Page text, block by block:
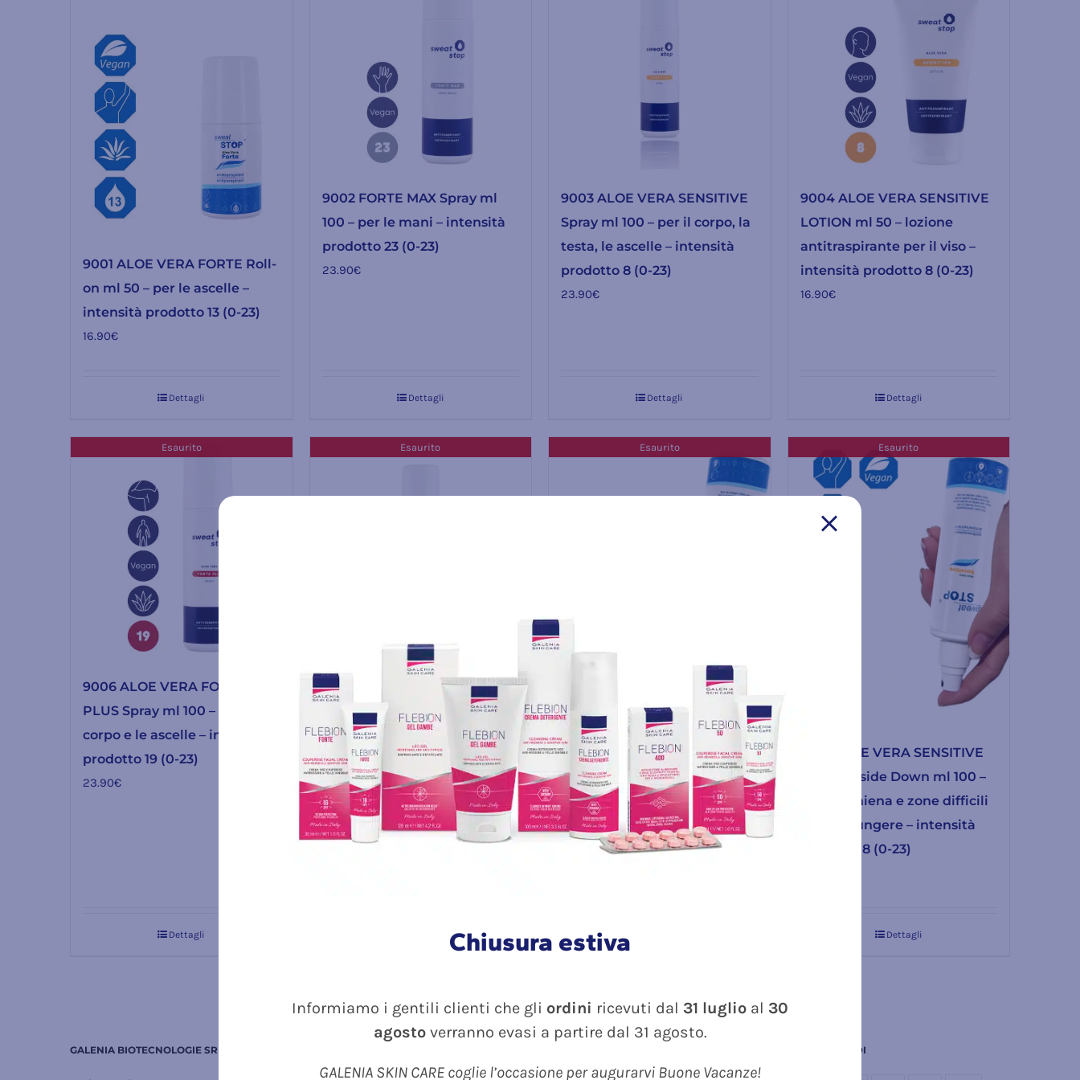
9001 ALOE VERA FORTE Roll-
on ml 50 – per le ascelle –
intensità prodotto 13 (0-23)
16.90€
Dettagli
9002 FORTE MAX Spray ml
100 – per le mani – intensità
prodotto 23 (0-23)
23.90€
Dettagli
9003 ALOE VERA SENSITIVE
Spray ml 100 – per il corpo, la
testa, le ascelle – intensità
prodotto 8 (0-23)
23.90€
Dettagli
9004 ALOE VERA SENSITIVE
LOTION ml 50 – lozione
antitraspirante per il viso –
intensità prodotto 8 (0-23)
16.90€
Dettagli
Esaurito
9006 ALOE VERA FORTE
PLUS Spray ml 100 – per il
corpo e le ascelle – intensità
prodotto 19 (0-23)
23.90€
Dettagli
Esaurito
9009 ALOE VERA FORTE
Spray ml 100 – per il corpo, la
testa, le ascelle – intensità
prodotto 13 (0-23)
23.90€
Esaurito
9012 FORTE MAX Spray
Upside Down ml 100 – per i
piedi – intensità prodotto 23
(0-23)
€
Esaurito
9013 ALOE VERA SENSITIVE
Spray Upside Down ml 100 –
per la schiena e zone difficili
da raggiungere – intensità
prodotto 8 (0-23)
Dettagli
GALENIA BIOTECNOLOGIE SRL | ITALY LINK RAPIDI
Chiusura estiva
Informiamo i gentili clienti che gli ordini ricevuti dal 31 luglio al 30
agosto verranno evasi a partire dal 31 agosto.
GALENIA SKIN CARE coglie l’occasione per augurarvi Buone Vacanze!